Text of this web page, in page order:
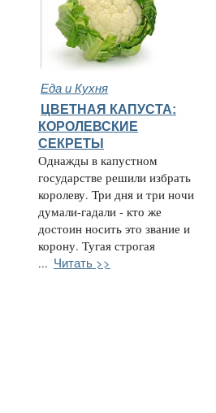
Еда и Кухня
ЦВЕТНАЯ КАПУСТА:
КОРОЛЕВСКИЕ
СЕКРЕТЫ
Однажды в капустном
государстве решили избрать
королеву. Три дня и три ночи
думали-гадали - кто же
достоин носить это звание и
корону. Тугая строгая
... Читать >>